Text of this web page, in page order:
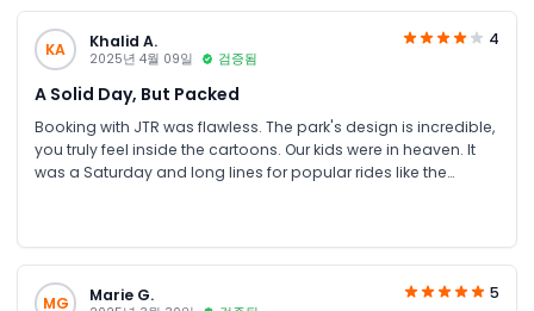
KA Khalid A.
2025년 4월 09일 검증됨
4
A Solid Day, But Packed
Booking with JTR was flawless. The park's design is incredible,
you truly feel inside the cartoons. Our kids were in heaven. It
was a Saturday and long lines for popular rides like the
MG Marie G. 5